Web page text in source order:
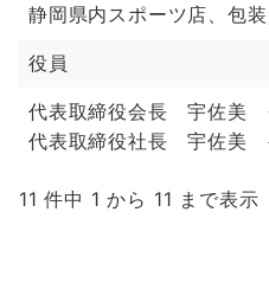
静岡県内スポーツ店、包
役員
代表取締役会長 宇佐美
代表取締役社長 宇佐美
11 件中 1 から 11 まで表示